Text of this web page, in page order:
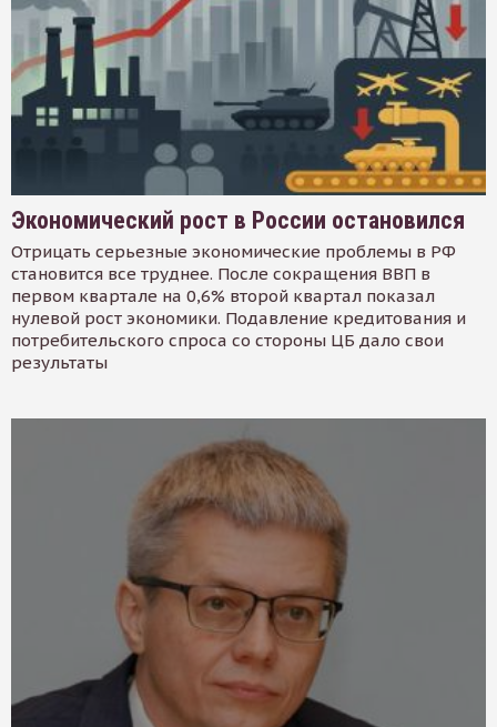
Экономический рост в России остановился
Отрицать серьезные экономические проблемы в РФ
становится все труднее. После сокращения ВВП в
первом квартале на 0,6% второй квартал показал
нулевой рост экономики. Подавление кредитования и
потребительского спроса со стороны ЦБ дало свои
результаты